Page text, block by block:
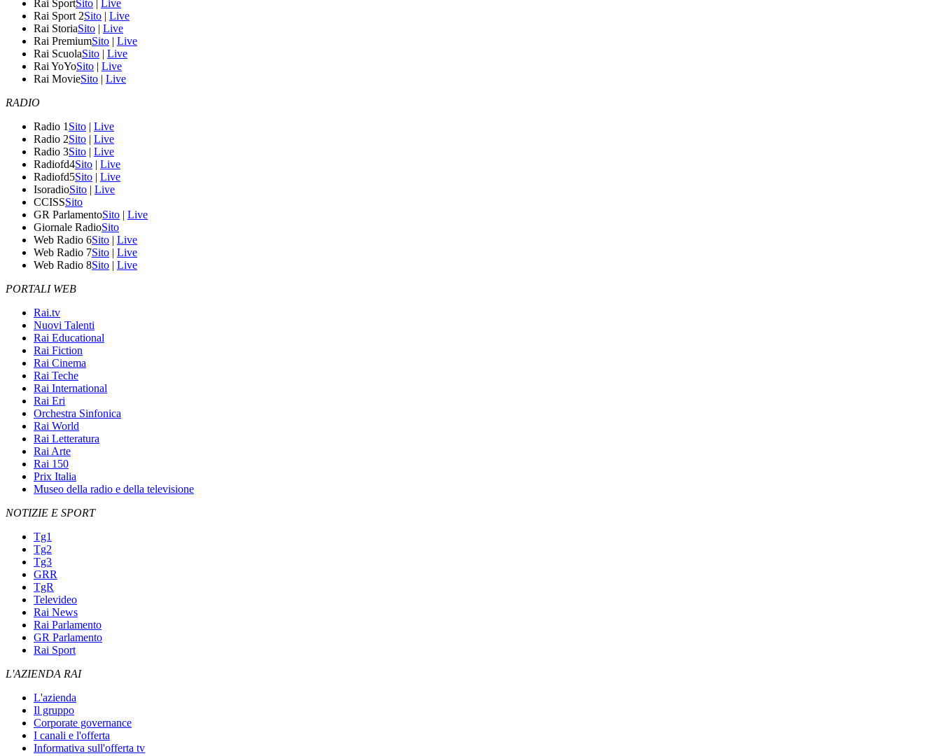
Rai SportSito | Live
Rai Sport 2Sito | Live
Rai StoriaSito | Live
Rai PremiumSito | Live
Rai ScuolaSito | Live
Rai YoYoSito | Live
Rai MovieSito | Live
RADIO
Radio 1 Sito | Live
Radio 2Sito | Live
Radio 3Sito | Live
Radiofd4Sito | Live
Radiofd5Sito | Live
IsoradioSito | Live
CCISSSito
GR ParlamentoSito | Live
Giornale RadioSito
Web Radio 6Sito | Live
Web Radio 7Sito | Live
Web Radio 8Sito | Live
PORTALI WEB
Rai.tv
Nuovi Talenti
Rai Educational
Rai Fiction
Rai Cinema
Rai Teche
Rai International
Rai Eri
Orchestra Sinfonica
Rai World
Rai Letteratura
Rai Arte
Rai 150
Prix Italia
Museo della radio e della televisione
NOTIZIE E SPORT
Tg1
Tg2
Tg3
GRR
TgR
Televideo
Rai News
Rai Parlamento
GR Parlamento
Rai Sport
L'AZIENDA RAI
L'azienda
Il gruppo
Corporate governance
I canali e l'offerta
Informativa sull'offerta tv